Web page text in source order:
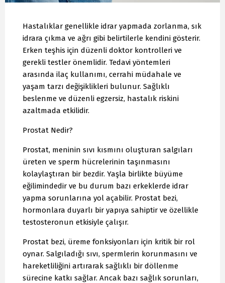
Hastalıklar genellikle idrar yapmada zorlanma, sık
idrara çıkma ve ağrı gibi belirtilerle kendini gösterir.
Erken teşhis için düzenli doktor kontrolleri ve
gerekli testler önemlidir. Tedavi yöntemleri
arasında ilaç kullanımı, cerrahi müdahale ve
yaşam tarzı değişiklikleri bulunur. Sağlıklı
beslenme ve düzenli egzersiz, hastalık riskini
azaltmada etkilidir.
Prostat Nedir?
Prostat, meninin sıvı kısmını oluşturan salgıları
üreten ve sperm hücrelerinin taşınmasını
kolaylaştıran bir bezdir. Yaşla birlikte büyüme
eğilimindedir ve bu durum bazı erkeklerde idrar
yapma sorunlarına yol açabilir. Prostat bezi,
hormonlara duyarlı bir yapıya sahiptir ve özellikle
testosteronun etkisiyle çalışır.
Prostat bezi, üreme fonksiyonları için kritik bir rol
oynar. Salgıladığı sıvı, spermlerin korunmasını ve
hareketliliğini artırarak sağlıklı bir döllenme
sürecine katkı sağlar. Ancak bazı sağlık sorunları,